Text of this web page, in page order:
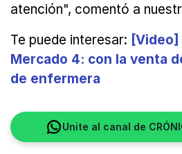
atención", comentó a
Te puede interesar:
Mercado 4: con la venta
de enfermera
Unite al canal de